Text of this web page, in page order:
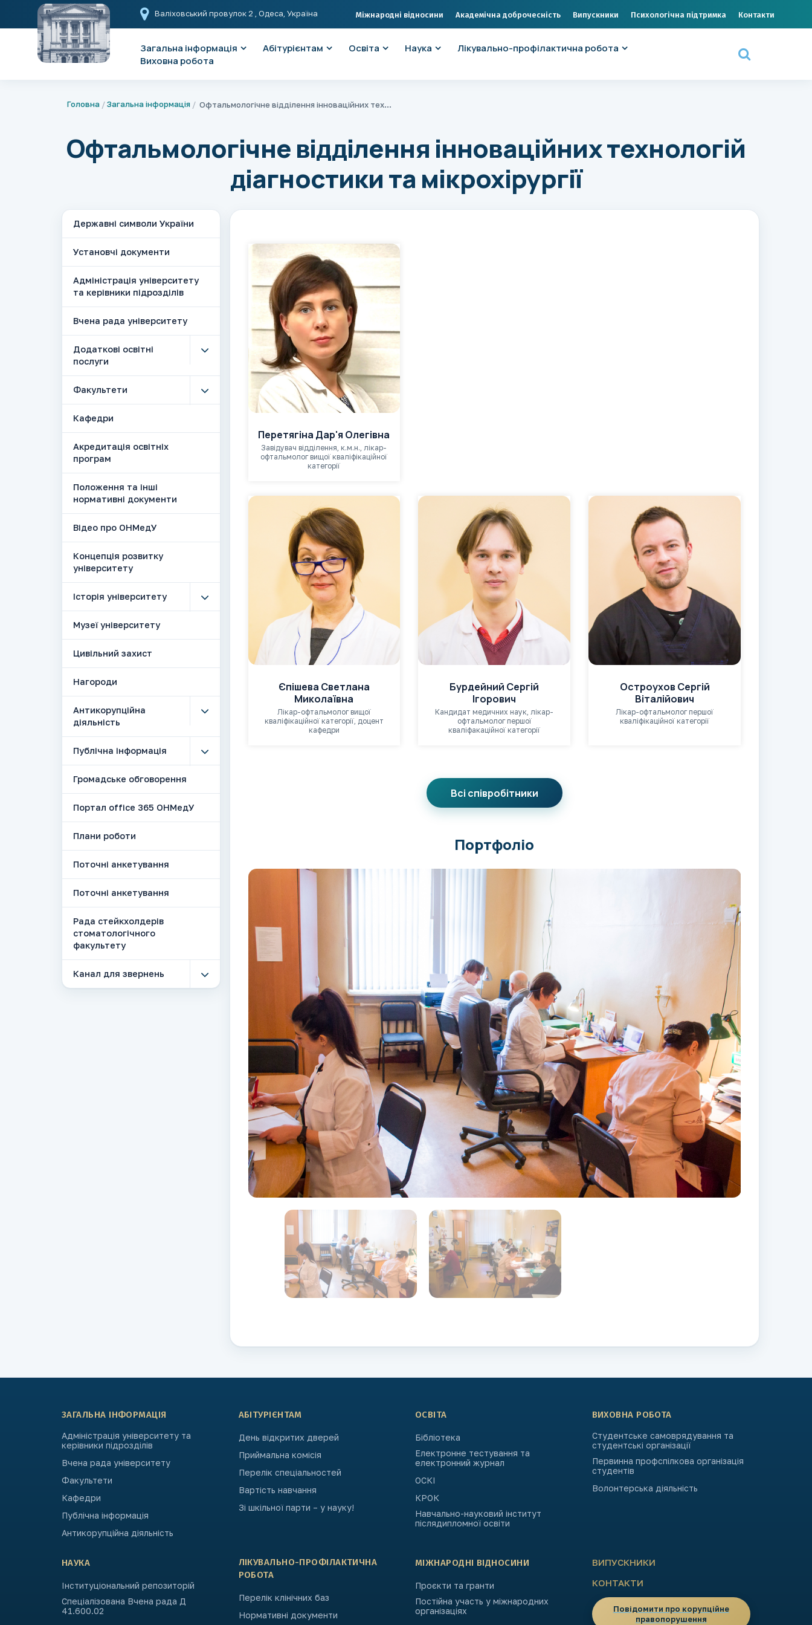
Валіховський провулок 2 , Одеса, Україна Міжнародні відносини Академічна доброчесність Випускники Психологічна підтримка Контакти
Загальна інформація Абітурієнтам Освіта Наука
Лікувально-профілактична робота
Виховна робота
Головна Загальна інформація Офтальмологічне відділення інноваційних технологій діагностики та мікрохірургії
Офтальмологічне відділення інноваційних технологій
діагностики та мікрохірургії
Державні символи України
Установчі документи
Адміністрація університету
та керівники підрозділів
Вчена рада університету
Додаткові освітні
послуги
Факультети
Кафедри
Акредитація освітніх
програм
Положення та інші
нормативні документи
Відео про ОНМедУ
Концепція розвитку
університету
Історія університету
Музеї університету
Цивільний захист
Нагороди
Антикорупційна
діяльність
Публічна інформація
Громадське обговорення
Портал office 365 ОНМедУ
Плани роботи
Поточні анкетування
Поточні анкетування
Рада стейкхолдерів
стоматологічного
факультету
Канал для звернень
Перетягіна Дар'я Олегівна
Завідувач відділення, к.м.н., лікар-
офтальмолог вищої кваліфікаційної
категорії
Єпішева Светлана
Миколаївна
Лікар-офтальмолог вищої
кваліфікаційної категорії, доцент
кафедри
Бурдейний Сергій
Ігорович
Кандидат медичних наук, лікар-
офтальмолог першої
кваліфакаційної категорії
Остроухов Сергій
Віталійович
Лікар-офтальмолог першої
кваліфікаційної категорії
Всі співробітники
Портфоліо
ЗАГАЛЬНА ІНФОРМАЦІЯ
Адміністрація університету та
керівники підрозділів
Вчена рада університету
Факультети
Кафедри
Публічна інформація
Антикорупційна діяльність
АБІТУРІЄНТАМ
День відкритих дверей
Приймальна комісія
Перелік спеціальностей
Вартість навчання
Зі шкільної парти – у науку!
ОСВІТА
Бібліотека
Електронне тестування та
електронний журнал
ОСКІ
КРОК
Навчально-науковий інститут
післядипломної освіти
ВИХОВНА РОБОТА
Студентське самоврядування та
студентські організації
Первинна профспілкова організація
студентів
Волонтерська діяльність
НАУКА
Інституціональний репозиторій
Спеціалізована Вчена рада Д
41.600.02
ЛІКУВАЛЬНО-ПРОФІЛАКТИЧНА
РОБОТА
Перелік клінічних баз
Нормативні документи
МІЖНАРОДНІ ВІДНОСИНИ
Проєкти та гранти
Постійна участь у міжнародних
організаціях
ВИПУСКНИКИ
КОНТАКТИ
Повідомити про корупційне
правопорушення